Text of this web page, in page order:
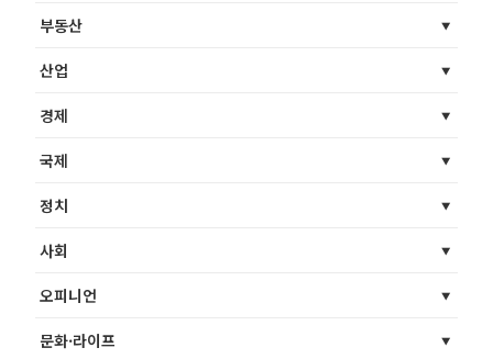
부동산
산업
경제
국제
정치
사회
오피니언
문화·라이프